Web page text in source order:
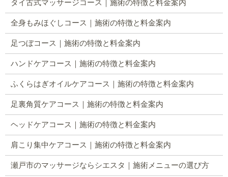
タイ古式マッサージコース｜施術の特徴と料金案内
全身もみほぐしコース｜施術の特徴と料金案内
足つぼコース｜施術の特徴と料金案内
ハンドケアコース｜施術の特徴と料金案内
ふくらはぎオイルケアコース｜施術の特徴と料金案内
足裏角質ケアコース｜施術の特徴と料金案内
ヘッドケアコース｜施術の特徴と料金案内
肩こり集中ケアコース｜施術の特徴と料金案内
瀬戸市のマッサージならシエスタ｜施術メニューの選び方